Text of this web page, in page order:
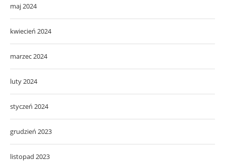
maj 2024
kwiecień 2024
marzec 2024
luty 2024
styczeń 2024
grudzień 2023
listopad 2023